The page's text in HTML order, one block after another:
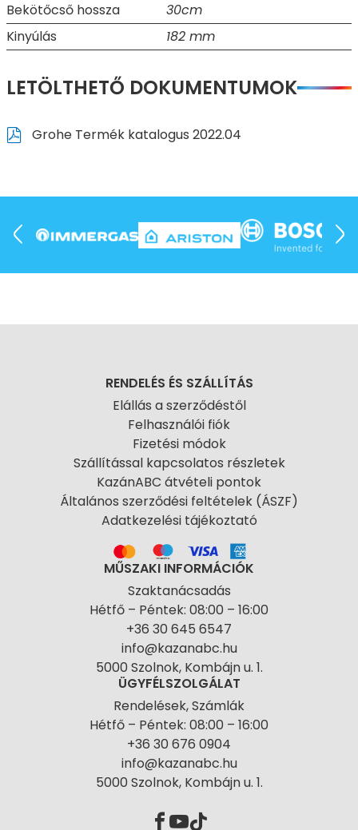
Bekötőcső hossza
30cm
Kinyúlás
182 mm
LETÖLTHETŐ DOKUMENTUMOK
Grohe Termék katalogus 2022.04
RENDELÉS ÉS SZÁLLÍTÁS
Elállás a szerződéstől
Felhasználói fiók
Fizetési módok
Szállítással kapcsolatos részletek
KazánABC átvételi pontok
Általános szerződési feltételek (ÁSZF)
Adatkezelési tájékoztató
MŰSZAKI INFORMÁCIÓK
Szaktanácsadás
Hétfő – Péntek: 08:00 – 16:00
+36 30 645 6547
info@kazanabc.hu
5000 Szolnok, Kombájn u. 1.
ÜGYFÉLSZOLGÁLAT
Rendelések, Számlák
Hétfő – Péntek: 08:00 – 16:00
+36 30 676 0904
info@kazanabc.hu
5000 Szolnok, Kombájn u. 1.